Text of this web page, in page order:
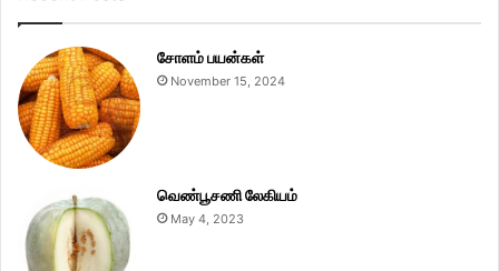
சோளம் பயன்கள்
November 15, 2024
வெண்பூசணி லேகியம்
May 4, 2023